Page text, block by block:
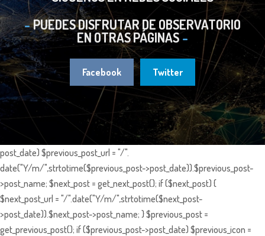
PUEDES DISFRUTAR DE OBSERVATORIO
EN OTRAS PÁGINAS
Facebook Twitter
post_date) $previous_post_url = "/".
date("Y/m/",strtotime($previous_post->post_date)).$previous_post-
>post_name; $next_post = get_next_post(); if ($next_post) {
$next_post_url = "/".date("Y/m/",strtotime($next_post-
>post_date)).$next_post->post_name; } $previous_post =
get_previous_post(); if ($previous_post->post_date) $previous_icon =